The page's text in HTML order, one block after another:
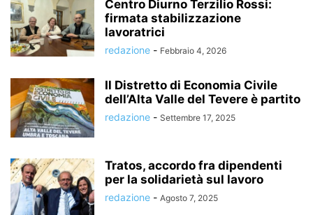
Centro Diurno Terzilio Rossi:
firmata stabilizzazione
lavoratrici
redazione - Febbraio 4, 2026
Il Distretto di Economia Civile
dell’Alta Valle del Tevere è partito
redazione - Settembre 17, 2025
Tratos, accordo fra dipendenti
per la solidarietà sul lavoro
redazione - Agosto 7, 2025